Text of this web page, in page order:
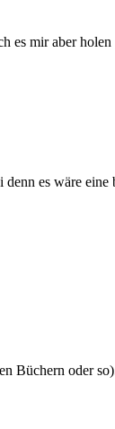
es mir aber
es wäre eine
Büchern oder